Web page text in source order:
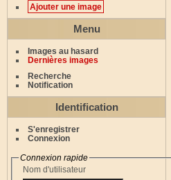
Ajouter une image
Menu
Images au hasard
Dernières images
Recherche
Notification
Identification
S'enregistrer
Connexion
Connexion rapide
Nom d'utilisateur